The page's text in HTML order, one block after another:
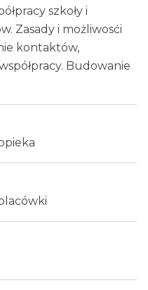
szkoły i
Zasady i możliwosći
kontaktów,
Budowanie